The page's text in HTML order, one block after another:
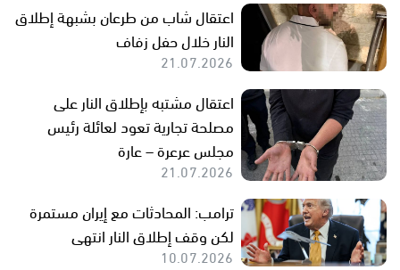
اعتقال شاب من طرعان بشبهة إطلاق
النار خلال حفل زفاف
21.07.2026
اعتقال مشتبه بإطلاق النار على
مصلحة تجارية تعود لعائلة رئيس
مجلس عرعرة – عارة
21.07.2026
ترامب: المحادثات مع إيران مستمرة
لكن وقف إطلاق النار انتهى
10.07.2026